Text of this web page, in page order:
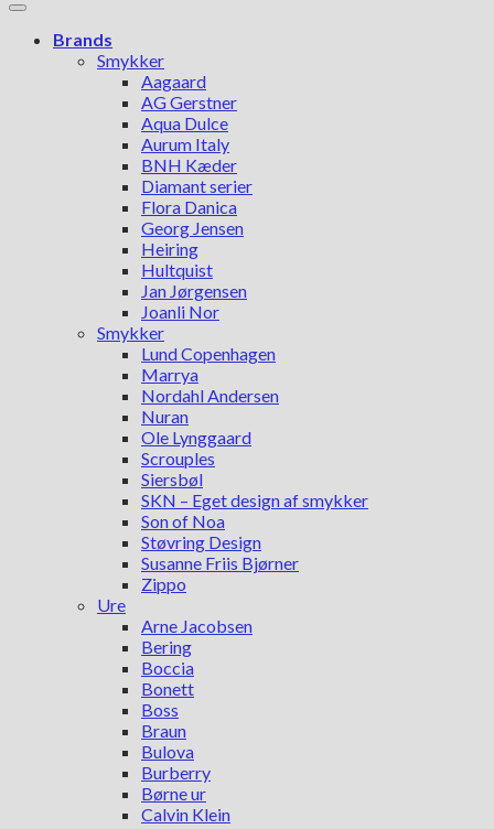
Brands
Smykker
Aagaard
AG Gerstner
Aqua Dulce
Aurum Italy
BNH Kæder
Diamant serier
Flora Danica
Georg Jensen
Heiring
Hultquist
Jan Jørgensen
Joanli Nor
Smykker
Lund Copenhagen
Marrya
Nordahl Andersen
Nuran
Ole Lynggaard
Scrouples
Siersbøl
SKN – Eget design af smykker
Son of Noa
Støvring Design
Susanne Friis Bjørner
Zippo
Ure
Arne Jacobsen
Bering
Boccia
Bonett
Boss
Braun
Bulova
Burberry
Børne ur
Calvin Klein